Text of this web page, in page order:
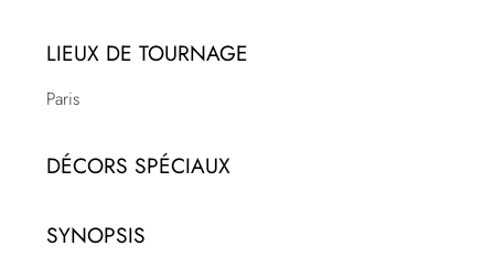
LIEUX DE TOURNAGE
Paris
DÉCORS SPÉCIAUX
SYNOPSIS